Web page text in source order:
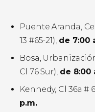
Puente Aranda,
13 #65-21), de 7:00
Bosa,
Cl 76 Sur), de 8:00
Kennedy, Cl 36a #
p.m.